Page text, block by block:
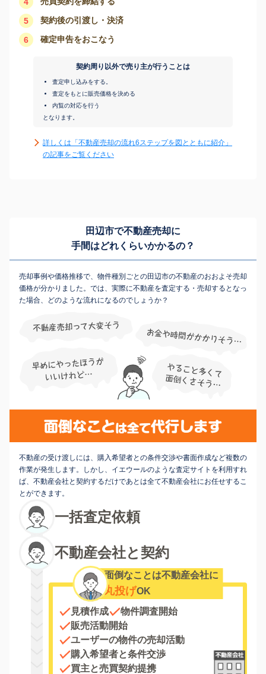
5 契約後の引渡し・決済
6 確定申告をおこなう
契約周り以外で売り主が行うことは
査定申し込みをする。
査定をもとに販売価格を決める
内覧の対応を行う
となります。
詳しくは「不動産売却の流れ6ステップを図とともに紹介」
の記事をご覧ください
田辺市で不動産売却に
手間はどれくらいかかるの？
売却事例や価格推移で、物件種別ごとの田辺市の不動産のおおよそ売却
価格が分かりました。では、実際に不動産を査定する・売却するとなっ
た場合、どのような流れになるのでしょうか？
不動産の受け渡しには、購入希望者との条件交渉や書面作成など複数の
作業が発生します。しかし、イエウールのような査定サイトを利用すれ
ば、不動産会社と契約するだけであとは全て不動産会社にお任せするこ
とができます。
一括査定依頼
不動産会社と契約
面倒なことは不動産会社に
丸投げOK
見積作成
物件調査開始
販売活動開始
ユーザーの物件の売却活動
購入希望者と条件交渉
買主と売買契約提携